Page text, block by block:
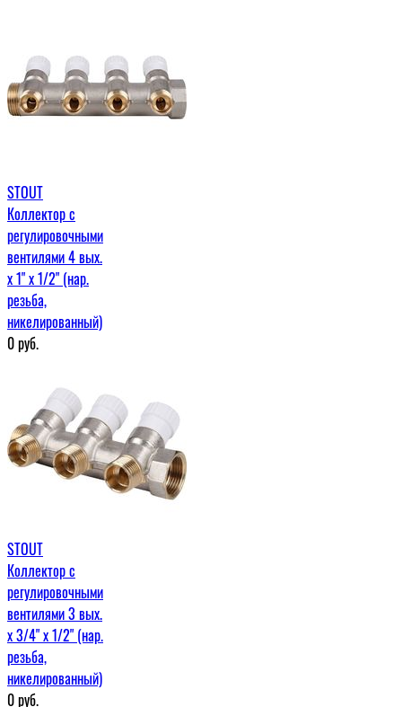
STOUT
Коллектор с
регулировочными
вентилями 4 вых.
х 1" х 1/2" (нар.
резьба,
никелированный)
0руб.
STOUT
Коллектор с
регулировочными
вентилями 3 вых.
х 3/4" х 1/2" (нар.
резьба,
никелированный)
0руб.